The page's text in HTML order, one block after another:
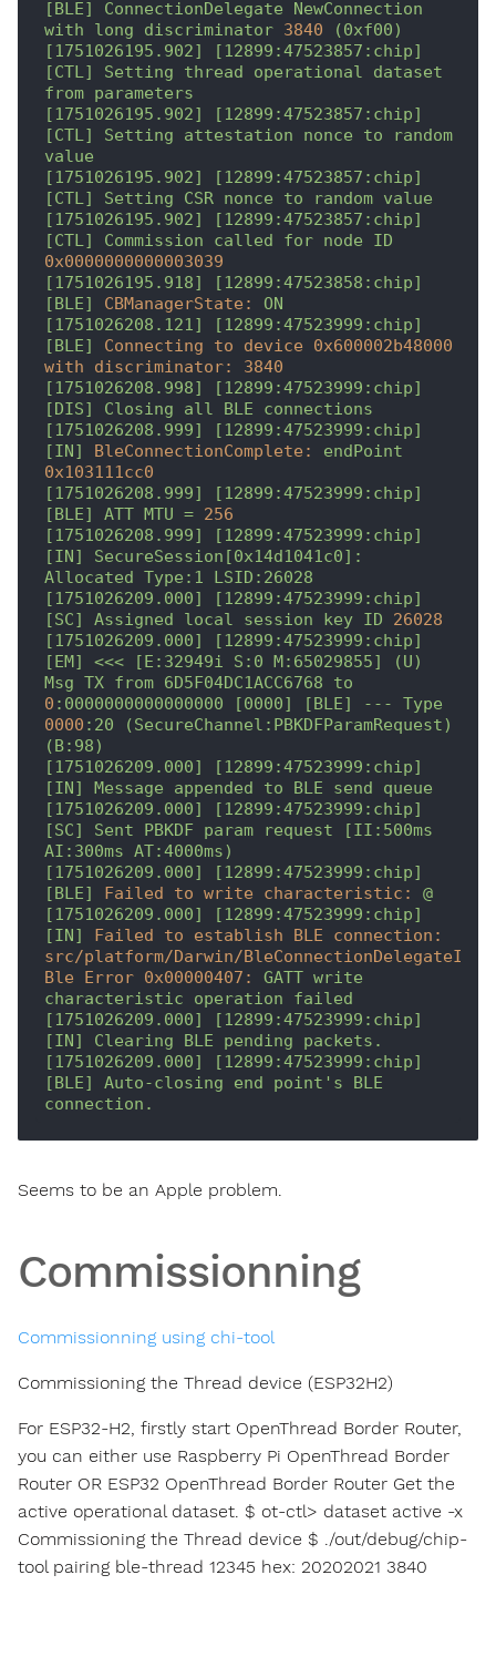
[BLE]
ConnectionDelegate
NewConnection
with
long discriminator 3840
(0xf00)
[1751026195.902]
[12899:47523857:chip]
[CTL]
Setting thread operational
dataset
from parameters
[1751026195.902]
[12899:47523857:chip]
[CTL]
Setting attestation nonce to
random
value
[1751026195.902]
[12899:47523857:chip]
[CTL]
Setting CSR nonce to random value
[1751026195.902]
[12899:47523857:chip]
[CTL]
Commission called for node
ID
0x0000000000003039
[1751026195.918]
[12899:47523858:chip]
[BLE]
CBManagerState:
ON
[1751026208.121]
[12899:47523999:chip]
[BLE]
Connecting to device 0x600002b48000
with discriminator:
3840
[1751026208.998]
[12899:47523999:chip]
[DIS]
Closing all BLE
connections
[1751026208.999]
[12899:47523999:chip]
[IN]
BleConnectionComplete:
endPoint
0x103111cc0
[1751026208.999]
[12899:47523999:chip]
[BLE]
ATT MTU = 256
[1751026208.999]
[12899:47523999:chip]
[IN]
SecureSession[0x14d1041c0]:
Allocated Type:1
LSID:26028
[1751026209.000]
[12899:47523999:chip]
[SC]
Assigned local session key ID
26028
[1751026209.000]
[12899:47523999:chip]
[EM]
<<< [E:32949i S:0 M:65029855]
(U)
Msg TX from 6D5F04DC1ACC6768
to
0 :0000000000000000 [0000] [BLE] ---
Type
0000 :20
(SecureChannel:PBKDFParamRequest)
(B:98)
[1751026209.000]
[12899:47523999:chip]
[IN]
Message appended to BLE send
queue
[1751026209.000]
[12899:47523999:chip]
[SC]
Sent PBKDF param request
[II:500ms
AI:300ms AT:4000ms)
[1751026209.000]
[12899:47523999:chip]
[BLE]
Failed to write characteristic:
@
[1751026209.000]
[12899:47523999:chip]
[IN]
Failed to establish BLE connection:
src/platform/Darwin/
Ble Error 0x00000407:
GATT write
characteristic
operation
failed
[1751026209.000]
[12899:47523999:chip]
[IN]
Clearing BLE pending
packets.
[1751026209.000]
[12899:47523999:chip]
[BLE]
Auto-closing end point's
BLE
connection.
Seems to be an Apple problem.
Commissionning
Commissionning using chi-tool
Commissioning the Thread device (ESP32H2)
For ESP32-H2, firstly start OpenThread Border Router,
you can either use Raspberry Pi OpenThread Border
Router OR ESP32 OpenThread Border Router Get the
active operational dataset. $ ot-ctl> dataset active -x
Commissioning the Thread device $ ./out/debug/chip-
tool pairing ble-thread 12345 hex: 20202021 3840